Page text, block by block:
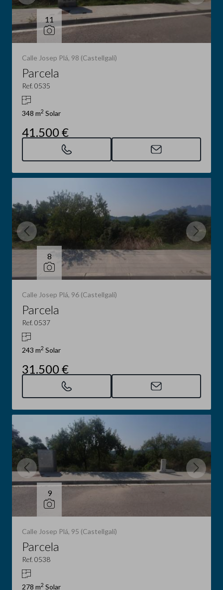
11
Calle Josep Plá, 98 (Castellgalí)
Parcela
Ref. 0535
348 m2 Solar
41.500 €
8
Calle Josep Plá, 96 (Castellgalí)
Parcela
Ref. 0537
243 m2 Solar
31.500 €
9
Calle Josep Plá, 95 (Castellgalí)
Parcela
Ref. 0538
278 m2 Solar